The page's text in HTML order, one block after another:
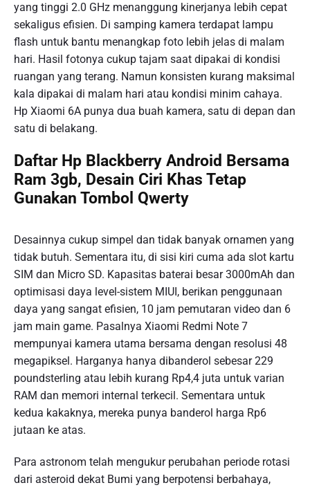
yang tinggi 2.0 GHz menanggung kinerjanya lebih cepat
sekaligus efisien. Di samping kamera terdapat lampu
flash untuk bantu menangkap foto lebih jelas di malam
hari. Hasil fotonya cukup tajam saat dipakai di kondisi
ruangan yang terang. Namun konsisten kurang maksimal
kala dipakai di malam hari atau kondisi minim cahaya.
Hp Xiaomi 6A punya dua buah kamera, satu di depan dan
satu di belakang.
Daftar Hp Blackberry Android Bersama
Ram 3gb, Desain Ciri Khas Tetap
Gunakan Tombol Qwerty
Desainnya cukup simpel dan tidak banyak ornamen yang
tidak butuh. Sementara itu, di sisi kiri cuma ada slot kartu
SIM dan Micro SD. Kapasitas baterai besar 3000mAh dan
optimisasi daya level-sistem MIUI, berikan penggunaan
daya yang sangat efisien, 10 jam pemutaran video dan 6
jam main game. Pasalnya Xiaomi Redmi Note 7
mempunyai kamera utama bersama dengan resolusi 48
megapiksel. Harganya hanya dibanderol sebesar 229
poundsterling atau lebih kurang Rp4,4 juta untuk varian
RAM dan memori internal terkecil. Sementara untuk
kedua kakaknya, mereka punya banderol harga Rp6
jutaan ke atas.
Para astronom telah mengukur perubahan periode rotasi
dari asteroid dekat Bumi yang berpotensi berbahaya,